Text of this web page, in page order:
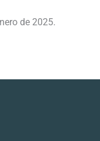
de 2025.